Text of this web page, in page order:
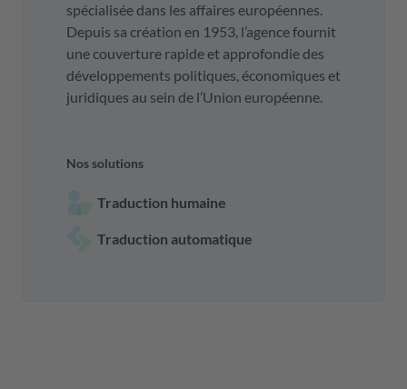
spécialisée dans les affaires européennes.
Depuis sa création en 1953, l’agence fournit
une couverture rapide et approfondie des
développements politiques, économiques et
juridiques au sein de l’Union européenne.
Nos solutions
Traduction humaine
Traduction automatique